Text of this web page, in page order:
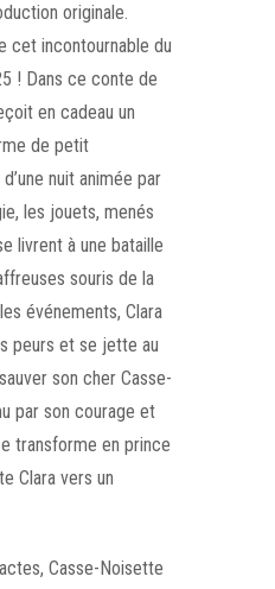
originale.
cet incontournable du
! Dans ce conte de
en cadeau un
de petit
nuit animée par
les jouets, menés
livrent à une bataille
souris de la
événements, Clara
peurs et se jette au
son cher Casse-
par son courage et
transforme en prince
Clara vers un
Casse-Noisette